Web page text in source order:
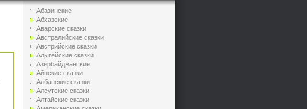
Абазинские
Абхазские
Аварские сказки
Австралийские сказки
Австрийские сказки
Адыгейские сказки
Азербайджанские
Айнские сказки
Албанские сказки
Алеутские сказки
Алтайские сказки